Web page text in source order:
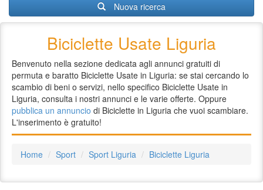
Nuova ricerca
Biciclette Usate Liguria
Benvenuto nella sezione dedicata agli annunci gratuiti di
permuta e baratto Biciclette Usate in Liguria: se stai cercando lo
scambio di beni o servizi, nello specifico Biciclette Usate in
Liguria, consulta i nostri annunci e le varie offerte. Oppure
pubblica un annuncio di Biciclette in Liguria che vuoi scambiare.
L'inserimento è gratuito!
Home Sport Sport Liguria Biciclette Liguria